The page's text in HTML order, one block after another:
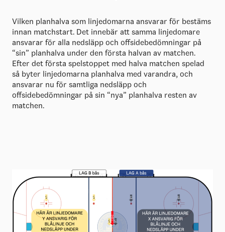
Vilken planhalva som linjedomarna ansvarar för bestäms
innan matchstart. Det innebär att samma linjedomare
ansvarar för alla nedsläpp och offsidebedömningar på
“sin” planhalva under den första halvan av matchen.
Efter det första spelstoppet med halva matchen spelad
så byter linjedomarna planhalva med varandra, och
ansvarar nu för samtliga nedsläpp och
offsidebedömningar på sin “nya” planhalva resten av
matchen.